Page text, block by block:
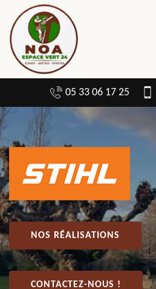
05 33 06 17 25
NOS RÉALISATIONS
CONTACTEZ-NOUS !